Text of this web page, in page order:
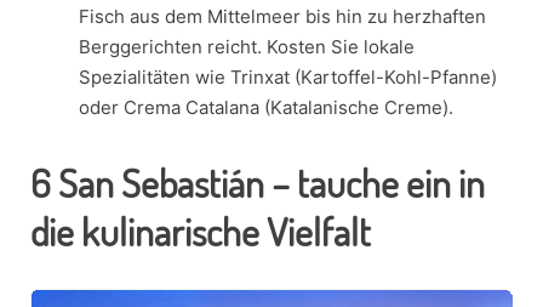
Fisch aus dem Mittelmeer bis hin zu herzhaften
Berggerichten reicht. Kosten Sie lokale
Spezialitäten wie Trinxat (Kartoffel-Kohl-Pfanne)
oder Crema Catalana (Katalanische Creme).
6San Sebastián – tauche ein in
die kulinarische Vielfalt